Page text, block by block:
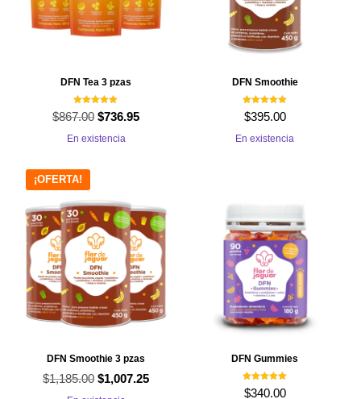
DFN Tea 3 pzas
Valorado con
5.00
$867.00 El
precio
$867.00.
$736.95El
En existencia
DFN Smoothie
Valorado con
5.00
$395.00
En existencia
¡OFERTA!
DFN Smoothie 3 pzas
$1,185.00 El
$1,007.25El
DFN Gummies
Valorado con
5.00
$340.00